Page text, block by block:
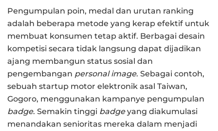
Pengumpulan poin, medal dan urutan ranking
adalah beberapa metode yang kerap efektif untuk
membuat konsumen tetap aktif. Berbagai desain
kompetisi secara tidak langsung dapat dijadikan
ajang membangun status sosial dan
pengembangan personal image. Sebagai contoh,
sebuah startup motor elektronik asal Taiwan,
Gogoro, menggunakan kampanye pengumpulan
badge. Semakin tinggi badgeyang diakumulasi
menandakan senioritas mereka dalam menjadi